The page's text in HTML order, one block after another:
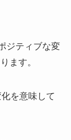
ジティブな変
ます。
を意味して